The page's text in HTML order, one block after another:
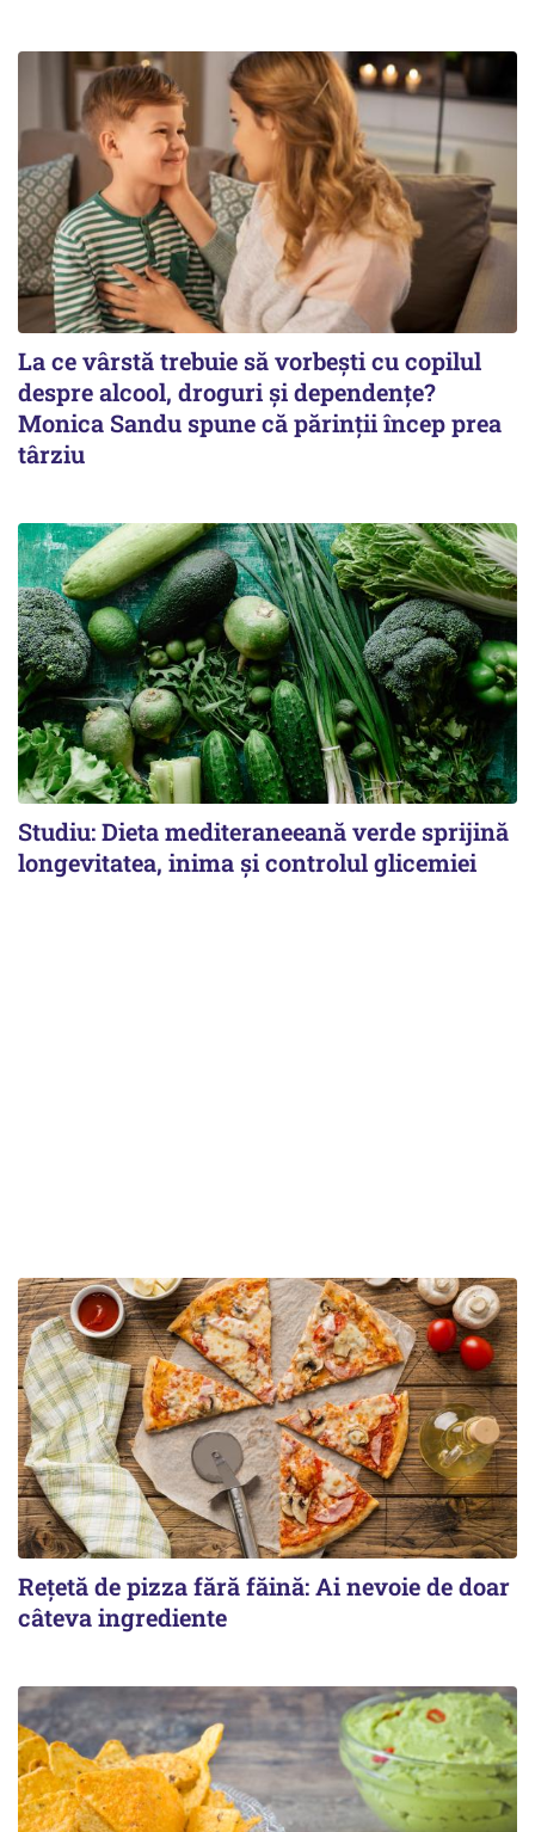
La ce vârstă trebuie să vorbești cu copilul
despre alcool, droguri și dependențe?
Monica Sandu spune că părinții încep prea
târziu
Studiu: Dieta mediteraneeană verde sprijină
longevitatea, inima și controlul glicemiei
Rețetă de pizza fără făină: Ai nevoie de doar
câteva ingrediente